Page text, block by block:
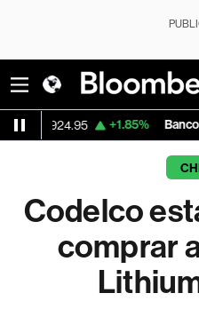
+1.85% Banco de Bogota
Codelco
comprar